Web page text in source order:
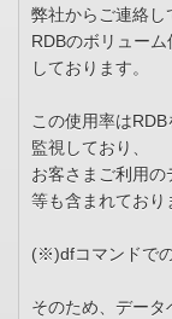
弊社からご連絡し
RDBのボリュー
しております。
この使用率は
監視しており、
お客さまご利用
等も含まれており
(※)dfコマンドで
そのため、データ